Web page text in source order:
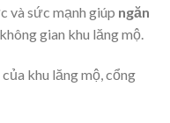
và sức mạnh giúp ngăn
gian khu lăng mộ.
khu lăng mộ, cổng